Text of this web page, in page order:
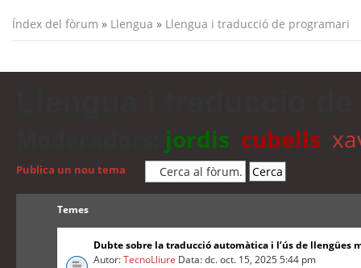
Índex del fòrum » Llengua » Llengua i traducció de programari
jordis cubells
Publica un nou tema
Temes
Dubte sobre la traducció automàtica i l’ús de llengües
Autor:TecnoLliure Data: dc. oct. 15, 2025 5:44 pm